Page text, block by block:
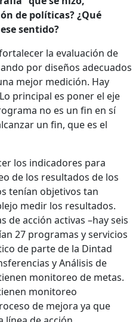
de políticas? ¿Qué
sentido?
la evaluación de
por diseños adecuados
mejor medición. Hay
principal es poner el eje
no es un fin en sí
un fin, que es el
los indicadores para
de los resultados de los
tenían objetivos tan
medir los resultados.
de acción activas –hay seis
27 programas y servicios
de parte de la Dintad
y Análisis de
monitoreo de metas.
monitoreo
de mejora ya que